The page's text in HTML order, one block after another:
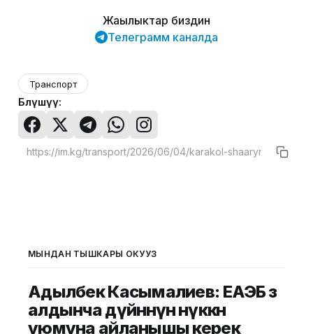
Жаңылыктар биздин
Телеграмм каналда
Транспорт
Бөлүшүү:
МЫНДАН ТЫШКАРЫ ОКУҢУЗ
Адылбек Касымалиев: ЕАЭБ өз
алдынча дүйнөнүн өнүккөн
уюмуна айланышы керек